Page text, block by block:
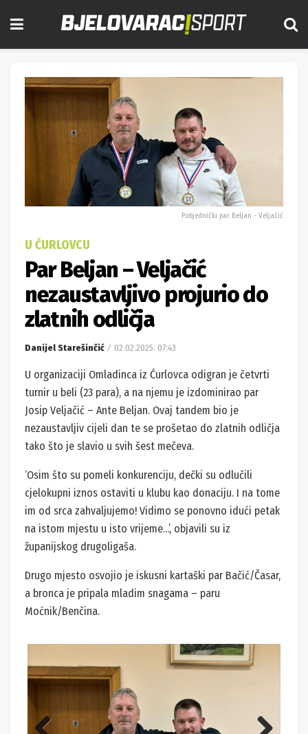
Pobjednički par Beljan - Veljačić
U ĆURLOVCU
Par Beljan – Veljačić
nezaustavljivo projurio do
zlatnih odličja
Danijel Starešinčić 02.02.2025. 07:43
U organizaciji Omladinca iz Ćurlovca odigran je četvrti
turnir u beli (23 para), a na njemu je izdominirao par
Josip Veljačić – Ante Beljan. Ovaj tandem bio je
nezaustavljiv cijeli dan te se prošetao do zlatnih odličja
tako što je slavio u svih šest mečeva.
‘Osim što su pomeli konkurenciju, dečki su odlučili
cjelokupni iznos ostaviti u klubu kao donaciju. I na tome
im od srca zahvaljujemo! Vidimo se ponovno idući petak
na istom mjestu u isto vrijeme…’, objavili su iz
županijskog drugoligaša.
Drugo mjesto osvojio je iskusni kartaški par Bačić/Časar,
a bronca je pripala mladim snagama – paru
Moćnik/Benčina.